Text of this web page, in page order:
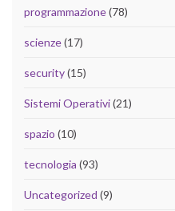
programmazione(78)
scienze(17)
security(15)
Sistemi Operativi(21)
spazio (10)
tecnologia (93)
Uncategorized (9)